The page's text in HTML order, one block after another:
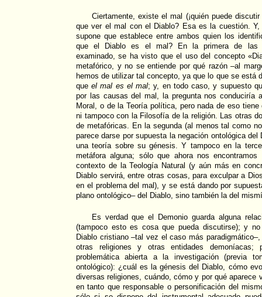
Ciertamente, existe el mal (¡quién puede
que ver el mal con el Diablo? Esa es la cuestión.
supone que establece entre ambos quien los
que el Diablo es el mal? En la primera de las
examinado, se ha visto que el uso del concepto
metafórico, y no se entiende por qué razón –al
hemos de utilizar tal concepto, ya que lo que se está
queel mal es el mal; y, en todo caso, y supuesto
por las causas del mal, la pregunta nos conduciría
Moral, o de la Teoría política, pero nada de eso
ni tampoco con la Filosofía de la religión. Las otras
de metafóricas. En la segunda (al menos tal como
parece darse por supuesta la negación ontológica
una teoría sobre su génesis. Y tampoco en la
metáfora alguna; sólo que ahora nos
contexto de la Teología Natural (y aún más en
Diablo servirá, entre otras cosas, para exculpar a
en el problema del mal), y se está dando por
plano ontológico– del Diablo, sino también la del
Es verdad que el Demonio guarda alguna
(tampoco esto es cosa que pueda discutirse); y
Diablo cristiano –tal vez el caso más
otras religiones y otras entidades
problemática abierta a la investigación (previa
ontológico): ¿cuál es la génesis del Diablo, cómo
diversas religiones, cuándo, cómo y por qué aparece
en tanto que responsable o personificación del